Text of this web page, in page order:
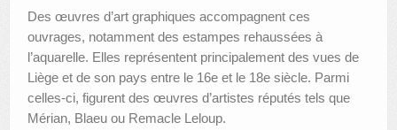
Des œuvres d’art graphiques accompagnent ces
ouvrages, notamment des estampes rehaussées à
l’aquarelle. Elles représentent principalement des vues de
Liège et de son pays entre le 16e et le 18e siècle. Parmi
celles-ci, figurent des œuvres d’artistes réputés tels que
Mérian, Blaeu ou Remacle Leloup.